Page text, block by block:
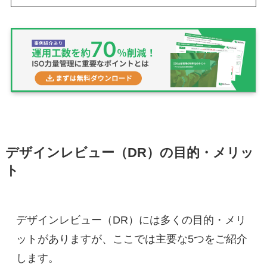
デザインレビュー（DR）の目的・メリッ
ト
デザインレビュー（DR）には多くの目的・メリ
ットがありますが、ここでは主要な5つをご紹介
します。